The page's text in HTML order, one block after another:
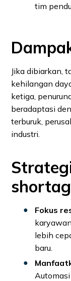
tim
Jika dibiarkan,
kehilangan
ketiga,
beradaptasi
terburuk,
industri.
Fokus
lebih
baru.